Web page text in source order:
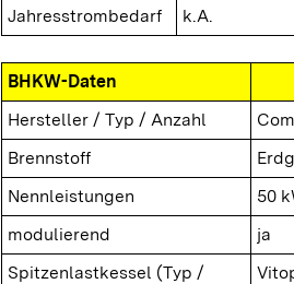
Jahresstrombedarf
k.A.
BHKW-Daten
Hersteller / Typ / Anzahl
Brennstoff
Nennleistungen
50
modulierend
ja
Spitzenlastkessel (Typ /